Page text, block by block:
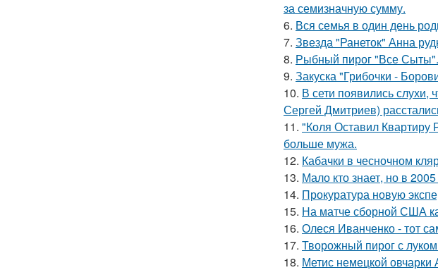
за семизначную сумму.
6. Вся семья в один день
7. Звезда "Ранеток" Анна
8. Рыбный пирог "Все Сыты".
9. Закуска "Грибочки -
10. В сети появились слухи,
Сергей Дмитриев)
11. "Коля Оставил Квартиру
больше мужа.
12. Кабачки в чесночном
13. Мало кто знает, но в
14. Прокуратура новую
15. На матче сборной США
16. Олеся Иванченко - тот
17. Творожный пирог с
18. Метис немецкой